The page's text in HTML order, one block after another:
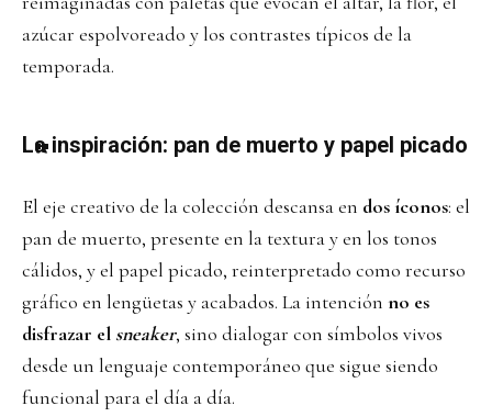
azúcar espolvoreado y los contrastes típicos de la
temporada.
La inspiración: pan de muerto y papel picado
El eje creativo de la colección descansa en dos íconos: el
pan de muerto, presente en la textura y en los tonos
cálidos, y el papel picado, reinterpretado como recurso
gráfico en lengüetas y acabados. La intención no es
disfrazar el sneaker, sino dialogar con símbolos vivos
desde un lenguaje contemporáneo que sigue siendo
funcional para el día a día.